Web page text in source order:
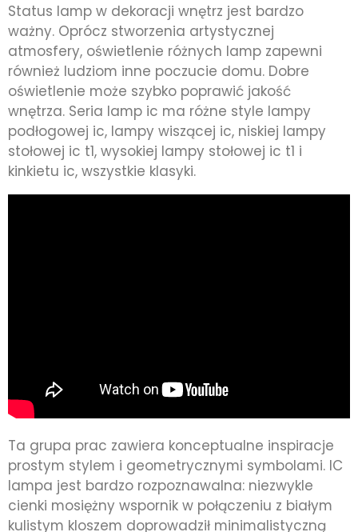
Status lamp w dekoracji wnętrz jest bardzo
ważny. Oprócz stworzenia artystycznej
atmosfery, oświetlenie różnych lamp zapewni
również ludziom inne poczucie domu. Dobre
oświetlenie może szybko poprawić jakość
wnętrza. Seria lamp ic ma różne style lampy
podłogowej ic, lampy wiszącej ic, niskiej lampy
stołowej ic t1, ​​wysokiej lampy stołowej ic t1 i
kinkietu ic, wszystkie klasyki.
Ta grupa prac zawiera konceptualne inspiracje
prostym stylem i geometrycznymi symbolami. IC
lampa jest bardzo rozpoznawalna: niezwykle
cienki mosiężny wspornik w połączeniu z białym
kulistym kloszem doprowadził minimalistyczną